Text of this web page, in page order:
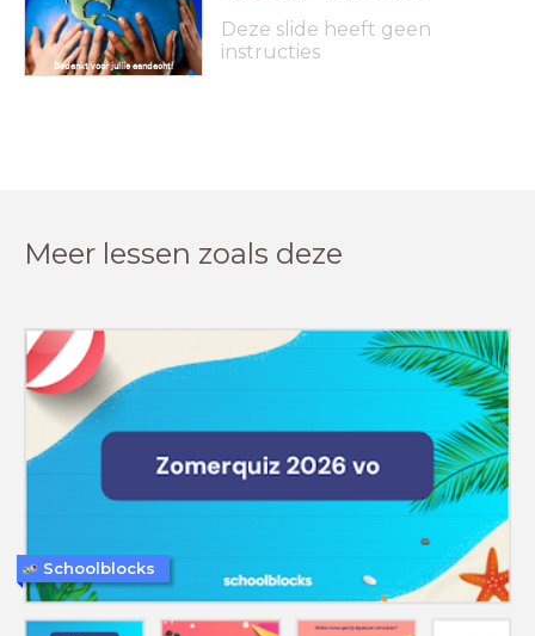
Bedankt voor jullie aandacht!
Deze slide heeft geen
instructies
Meer lessen zoals deze
Schoolblocks